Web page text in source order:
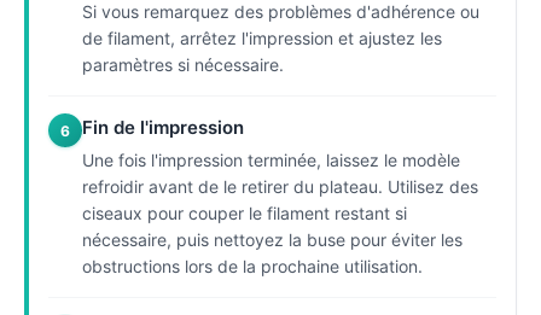
Si vous remarquez des problèmes d'adhérence ou
de filament, arrêtez l'impression et ajustez les
paramètres si nécessaire.
6 Fin de l'impression
Une fois l'impression terminée, laissez le modèle
refroidir avant de le retirer du plateau. Utilisez des
ciseaux pour couper le filament restant si
nécessaire, puis nettoyez la buse pour éviter les
obstructions lors de la prochaine utilisation.